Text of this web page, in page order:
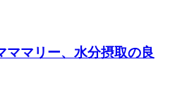
ママリー、水分摂取の良